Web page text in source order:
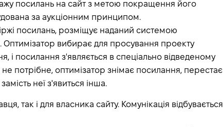
посилань на сайт з метою покращення його
за аукціонним принципом.
посилань, розміщує наданий системою
Оптимізатор вибирає для просування проекту
і посилання з'являється в спеціально відведеному
потрібне, оптимізатор знімає посилання, перестає
неї з'явиться інша.
так і для власника сайту. Комунікація відбувається